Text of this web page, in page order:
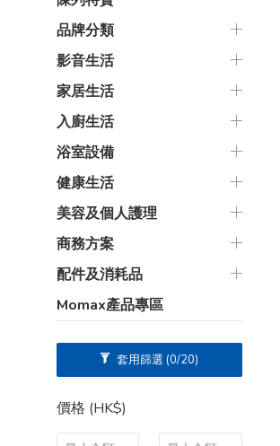
品牌分類
影音生活
家居生活
入廚生活
浴室設備
健康生活
美容及個人護理
商務方案
配件及消耗品
Momax產品專區
套用篩選(0/20)
價格 (HK$)